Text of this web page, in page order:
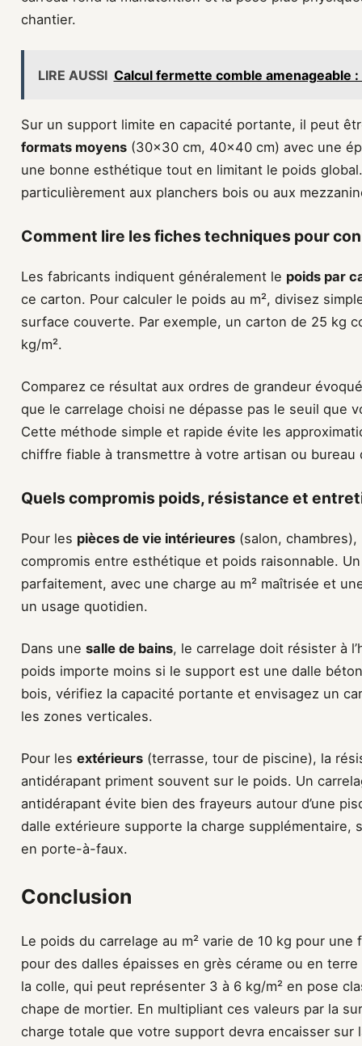
chantier.
LIRE AUSSI Calcul fermette comble amenageable
Sur un support limite en capacité portante, il peut
formats moyens (30×30 cm, 40×40 cm) avec une
une bonne esthétique tout en limitant le poids
particulièrement aux planchers bois ou aux
Comment lire les fiches techniques pour
Les fabricants indiquent généralement le poids par
ce carton. Pour calculer le poids au m², divisez
surface couverte. Par exemple, un carton de 25 kg
kg/m².
Comparez ce résultat aux ordres de grandeur
que le carrelage choisi ne dépasse pas le seuil que
Cette méthode simple et rapide évite les
chiffre fiable à transmettre à votre artisan ou bureau
Quels compromis poids, résistance et
Pour les pièces de vie intérieures (salon,
compromis entre esthétique et poids raisonnable.
parfaitement, avec une charge au m² maîtrisée et
un usage quotidien.
Dans une salle de bains, le carrelage doit résister à
poids importe moins si le support est une dalle
bois, vérifiez la capacité portante et envisagez un
les zones verticales.
Pour les extérieurs (terrasse, tour de piscine), la
antidérapant priment souvent sur le poids. Un
antidérapant évite bien des frayeurs autour d’une
dalle extérieure supporte la charge
en porte-à-faux.
Conclusion
Le poids du carrelage au m² varie de 10 kg pour
pour des dalles épaisses en grès cérame ou en
la colle, qui peut représenter 3 à 6 kg/m² en pose
chape de mortier. En multipliant ces valeurs par la
charge totale que votre support devra encaisser sur